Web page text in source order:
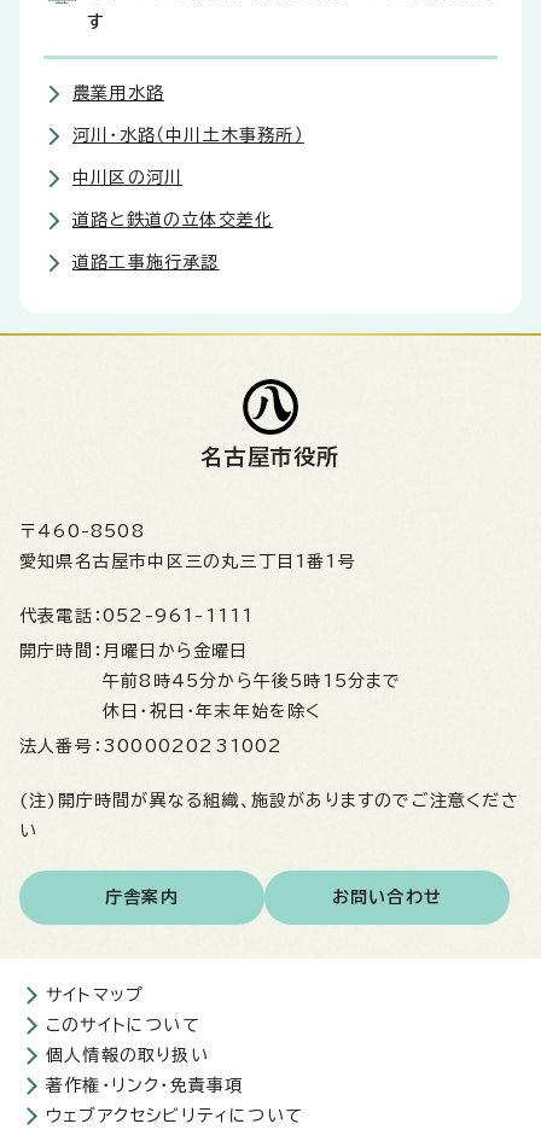
す
農業用水路
河川・水路（中川土木事務所）
中川区の河川
道路と鉄道の立体交差化
道路工事施行承認
名古屋市役所
〒460-8508
愛知県名古屋市中区三の丸三丁目1番1号
代表電話： 052-961-1111
開庁時間： 月曜日から金曜日
午前8時45分から午後5時15分まで
休日・祝日・年末年始を除く
法人番号： 3000020231002
(注)開庁時間が異なる組織、施設がありますのでご注意くださ
い
庁舎案内 お問い合わせ
サイトマップ
このサイトについて
個人情報の取り扱い
著作権・リンク・免責事項
ウェブアクセシビリティについて